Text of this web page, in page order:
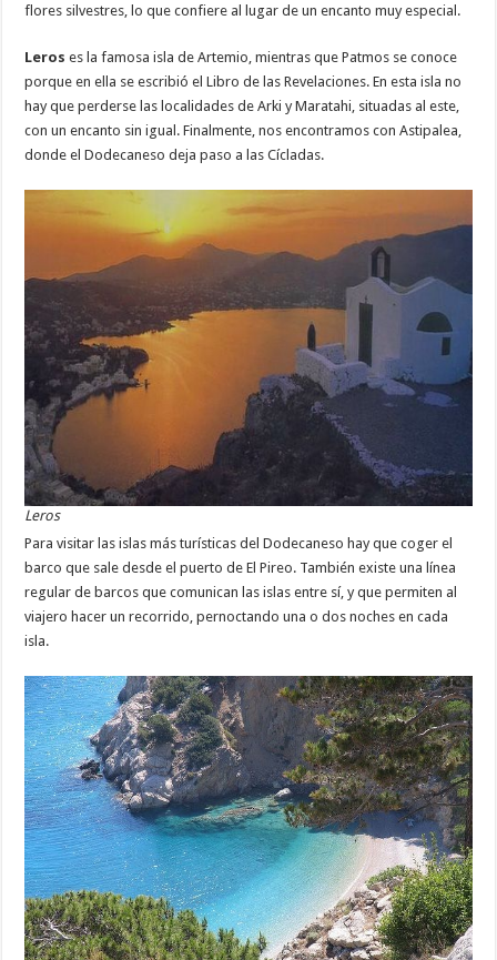
flores silvestres, lo que confiere al lugar de un encanto muy especial.
Leros es la famosa isla de Artemio, mientras que Patmos se conoce
porque en ella se escribió el Libro de las Revelaciones. En esta isla no
hay que perderse las localidades de Arki y Maratahi, situadas al este,
con un encanto sin igual. Finalmente, nos encontramos con Astipalea,
donde el Dodecaneso deja paso a las Cícladas.
Leros
Para visitar las islas más turísticas del Dodecaneso hay que coger el
barco que sale desde el puerto de El Pireo. También existe una línea
regular de barcos que comunican las islas entre sí, y que permiten al
viajero hacer un recorrido, pernoctando una o dos noches en cada
isla.